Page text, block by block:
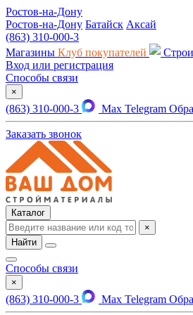
Ростов-на-Дону
Ростов-на-Дону Батайск Аксай
(863) 310-000-3
Магазины Клуб покупателей
Вход или регистрация
Способы связи
×
(863) 310-000-3 Max Telegram
Заказать звонок
Каталог
×
Найти
Способы связи
×
(863) 310-000-3 Max Telegram